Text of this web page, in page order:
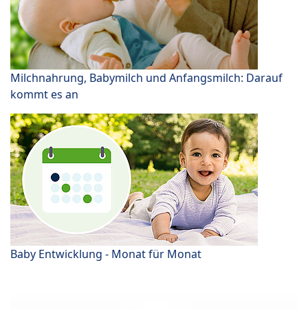
Milchnahrung, Babymilch und Anfangsmilch: Darauf
kommt es an
Baby Entwicklung - Monat für Monat